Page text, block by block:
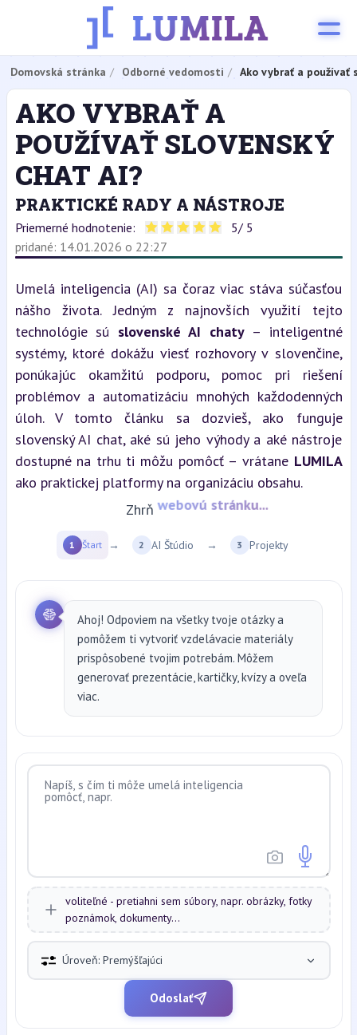
Domovská stránka Odborné vedomosti Ako vybrať a používať
AKO VYBRAŤ A
POUŽÍVAŤ SLOVENSKÝ
CHAT AI?
PRAKTICKÉ RADY A NÁSTROJE
Priemerné hodnotenie: 5/ 5
pridané: 14.01.2026 o 22:27
Umelá inteligencia (AI) sa čoraz viac stáva súčasťou
nášho života. Jedným z najnovších využití tejto
technológie sú slovenské AI chaty – inteligentné
systémy, ktoré dokážu viesť rozhovory v slovenčine,
ponúkajúc okamžitú podporu, pomoc pri riešení
problémov a automatizáciu mnohých každodenných
úloh. V tomto článku sa dozvieš, ako funguje
slovenský AI chat, aké sú jeho výhody a aké nástroje
dostupné na trhu ti môžu pomôcť – vrátane LUMILA
ako praktickej platformy na organizáciu obsahu.
ZhrňYT video...
1 Štart → 2 AI Štúdio → 3 Projekty
Ahoj! Odpoviem na všetky tvoje otázky a
pomôžem ti vytvoriť vzdelávacie materiály
prispôsobené tvojim potrebám. Môžem
generovať prezentácie, kartičky, kvízy a oveľa
viac.
voliteľné - pretiahni sem súbory, napr. obrázky, fotky
poznámok, dokumenty...
Úroveň: Premýšľajúci
Odoslať